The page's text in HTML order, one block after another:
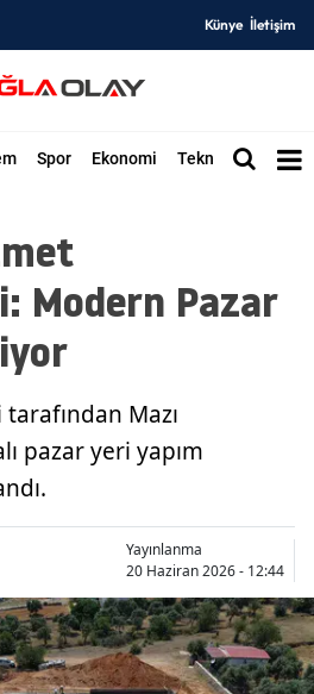
Künye İletişim
Spor Ekonomi Teknoloji Dünya
Modern Pazar
Mazı
pazar yeri yapım
Yayınlanma
20 Haziran 2026 - 12:44